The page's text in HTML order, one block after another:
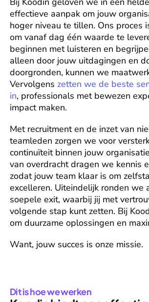
effectieve aanpak om jouw
hoger niveau te tillen. Ons proces
om vanaf dag één waarde te
beginnen met luisteren en
alleen door jouw uitdagingen en
doorgronden, kunnen we
Vervolgens zetten we de beste
in, professionals met bewezen
impact maken.
Met recruitment en de inzet van
teamleden zorgen we voor
continuïteit binnen jouw
van overdracht dragen we kennis
zodat jouw team klaar is om
excelleren. Uiteindelijk ronden we
soepele exit, waarbij jij met
volgende stap kunt zetten. Bij
om duurzame oplossingen en
Want, jouw succes is onze missie.
Dit is hoe we werken